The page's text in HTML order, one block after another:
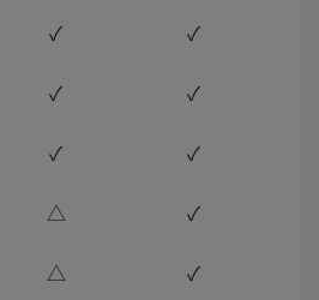
✓ ✓
✓ ✓
✓ ✓
△ ✓
△ ✓